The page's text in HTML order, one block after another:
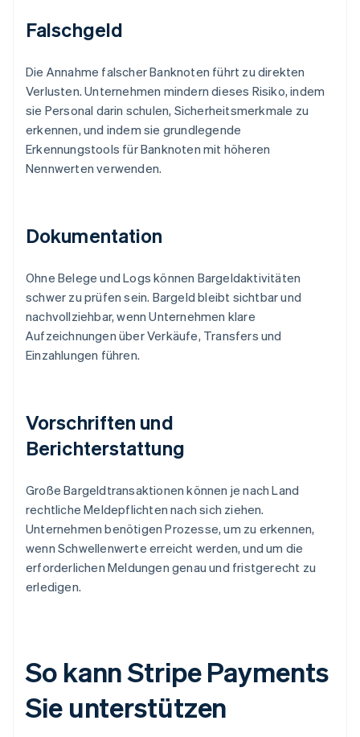
Falschgeld
Die Annahme falscher Banknoten führt zu direkten
Verlusten. Unternehmen mindern dieses Risiko, indem
sie Personal darin schulen, Sicherheitsmerkmale zu
erkennen, und indem sie grundlegende
Erkennungstools für Banknoten mit höheren
Nennwerten verwenden.
Dokumentation
Ohne Belege und Logs können Bargeldaktivitäten
schwer zu prüfen sein. Bargeld bleibt sichtbar und
nachvollziehbar, wenn Unternehmen klare
Aufzeichnungen über Verkäufe, Transfers und
Einzahlungen führen.
Vorschriften und
Berichterstattung
Große Bargeldtransaktionen können je nach Land
rechtliche Meldepflichten nach sich ziehen.
Unternehmen benötigen Prozesse, um zu erkennen,
wenn Schwellenwerte erreicht werden, und um die
erforderlichen Meldungen genau und fristgerecht zu
erledigen.
So kann Stripe Payments
Sie unterstützen